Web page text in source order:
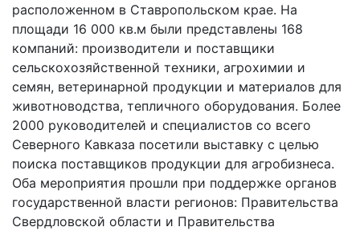
расположенном в Ставропольском крае. На
площади 16 000 кв.м были представлены 168
компаний: производители и поставщики
сельскохозяйственной техники, агрохимии и
семян, ветеринарной продукции и материалов для
животноводства, тепличного оборудования. Более
2000 руководителей и специалистов со всего
Северного Кавказа посетили выставку с целью
поиска поставщиков продукции для агробизнеса.
Оба мероприятия прошли при поддержке органов
государственной власти регионов: Правительства
Свердловской области и Правительства